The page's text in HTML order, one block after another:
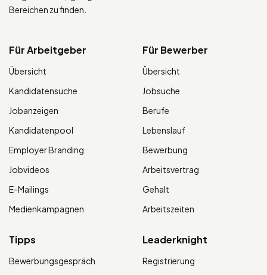
Bereichen zu finden.
Für Arbeitgeber
Übersicht
Kandidatensuche
Jobanzeigen
Kandidatenpool
Employer Branding
Jobvideos
E-Mailings
Medienkampagnen
Für Bewerber
Übersicht
Jobsuche
Berufe
Lebenslauf
Bewerbung
Arbeitsvertrag
Gehalt
Arbeitszeiten
Tipps
Bewerbungsgespräch
Leaderknight
Registrierung